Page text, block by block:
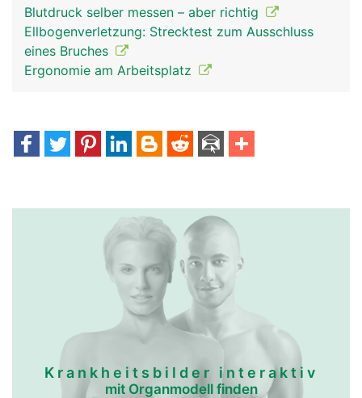
Blutdruck selber messen – aber richtig
Ellbogenverletzung: Strecktest zum Ausschluss
eines Bruches
Ergonomie am Arbeitsplatz
Krankheitsbilder interaktiv
mit Organmodell finden